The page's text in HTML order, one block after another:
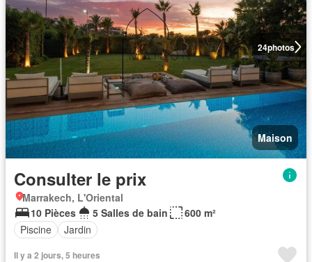
24photos
Maison
Consulter le prix
Marrakech, L'Oriental
10 Pièces
5 Salles de bain
600 m²
Piscine
Jardin
Il y a 2 jours, 5 heures